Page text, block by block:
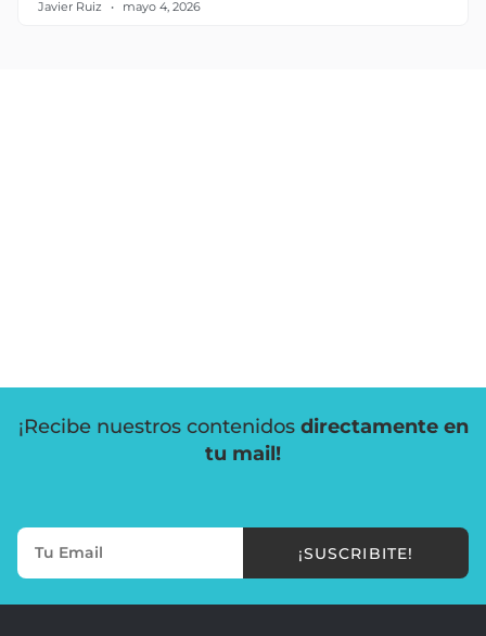
Javier Ruiz mayo 4, 2026
¡Recibe nuestros contenidos directamente en
tu mail!
¡SUSCRIBITE!